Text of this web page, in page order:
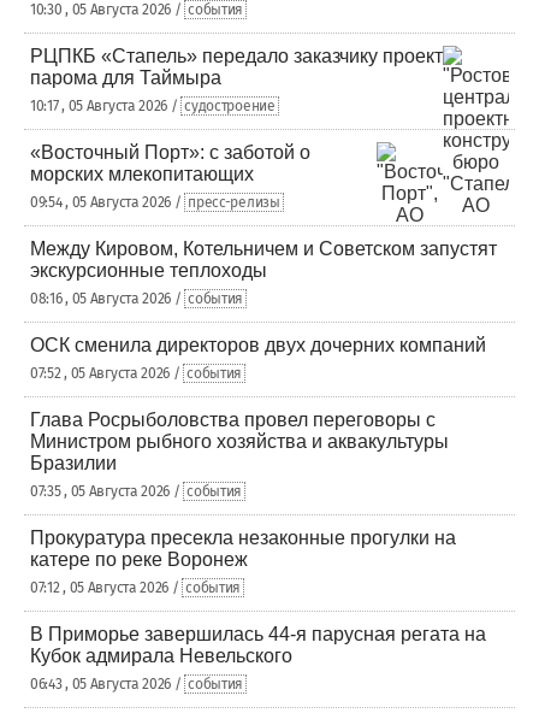
10:30 , 05 Августа 2026 / события
РЦПКБ «Стапель» передало заказчику проект
парома для Таймыра
10:17 , 05 Августа 2026 / судостроение
«Восточный Порт»: с заботой о
морских млекопитающих
09:54 , 05 Августа 2026 / пресс-релизы
Между Кировом, Котельничем и Советском запустят
экскурсионные теплоходы
08:16 , 05 Августа 2026 / события
ОСК сменила директоров двух дочерних компаний
07:52 , 05 Августа 2026 / события
Глава Росрыболовства провел переговоры с
Министром рыбного хозяйства и аквакультуры
Бразилии
07:35 , 05 Августа 2026 / события
Прокуратура пресекла незаконные прогулки на
катере по реке Воронеж
07:12 , 05 Августа 2026 / события
В Приморье завершилась 44-я парусная регата на
Кубок адмирала Невельского
06:43 , 05 Августа 2026 / события